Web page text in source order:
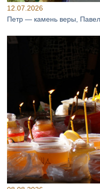
12.07.2026
Петр — камень веры,